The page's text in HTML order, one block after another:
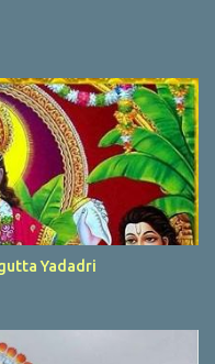
Yadadri